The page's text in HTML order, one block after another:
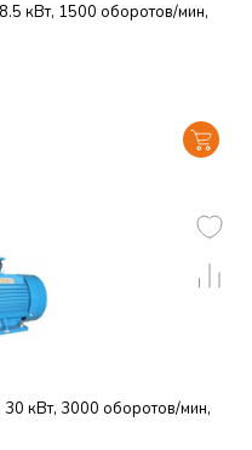
кВт, 1500 оборотов/мин,
кВт, 3000 оборотов/мин,